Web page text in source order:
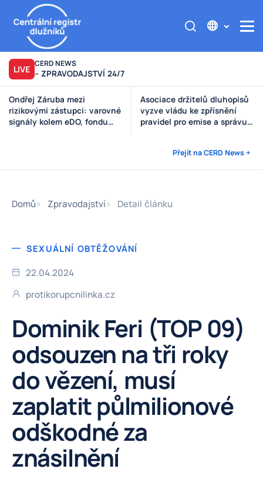
LIVE CERD NEWS
– ZPRAVODAJSTVÍ 24/7
Asociace držitelů dluhopisů
vyzve vládu ke zpřísnění
pravidel pro emise a správu
Výzva poškozeným věřitelům
Štěpánek Auto
Přejít na CERD News
Domů Zpravodajství Detail článku
SEXUÁLNÍ OBTĚŽOVÁNÍ
22.04.2024
protikorupcnilinka.cz
Dominik Feri (TOP 09)
odsouzen na tři roky
do vězení, musí
zaplatit půlmilionové
odškodné za
znásilnění